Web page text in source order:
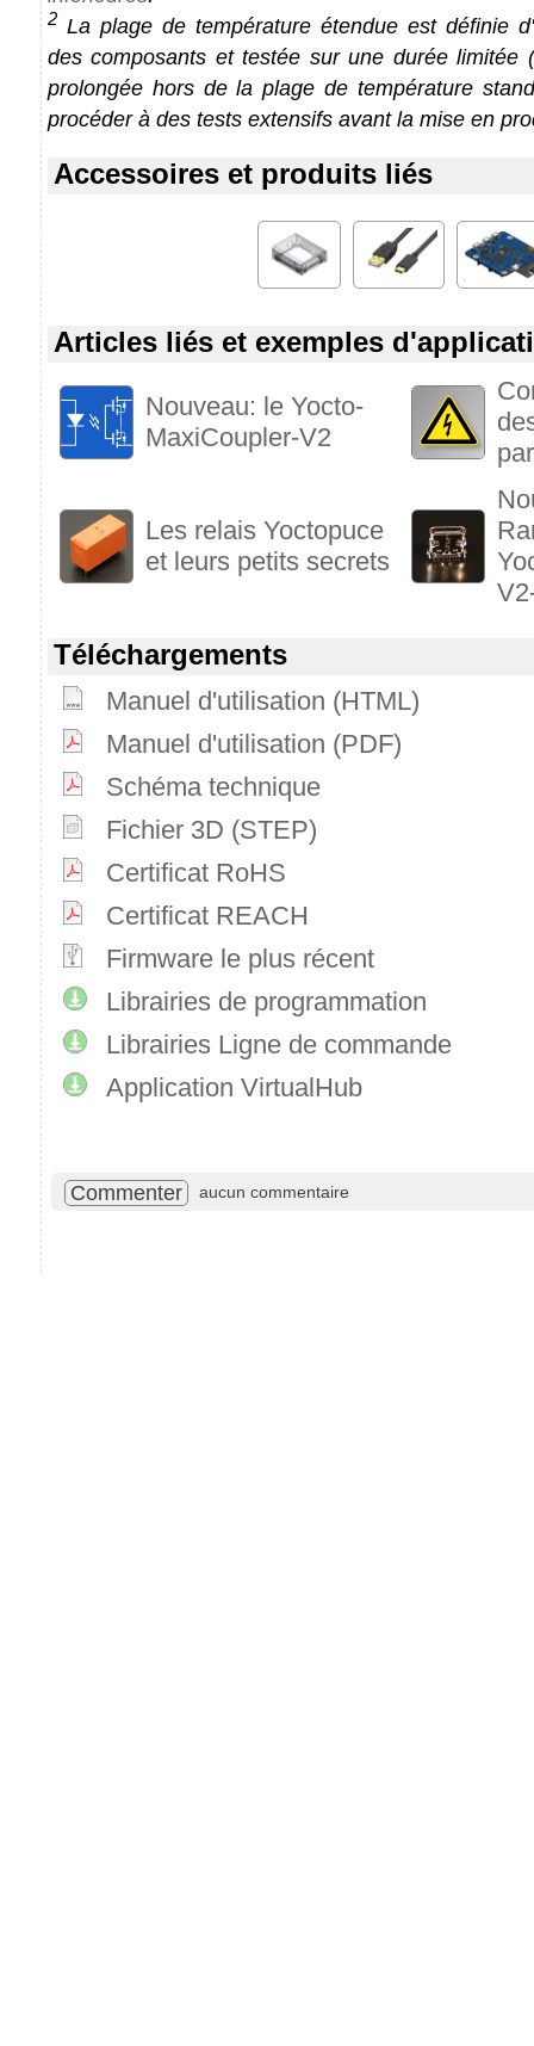
2 La plage de température étendue est définie
des composants et testée sur une durée limitée
prolongée hors de la plage de température
procéder à des tests extensifs avant la mise en
Accessoires et produits liés
Articles liés et exemples
Nouveau: le Yocto-
MaxiCoupler-V2
Les relais Yoctopuce
et leurs petits secrets
Téléchargements
Manuel d'utilisation (HTML)
Manuel d'utilisation (PDF)
Schéma technique
Fichier 3D (STEP)
Certificat RoHS
Certificat REACH
Firmware le plus récent
Librairies de programmation
Librairies Ligne de commande
Application VirtualHub
Commenter aucun commentaire